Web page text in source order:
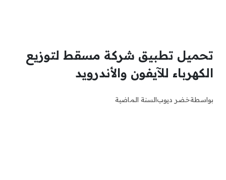
تحميل تطبيق شركة مسقط لتوزيع
الكهرباء للآيفون والأندرويد
بواسطةخضر ديوبالسنة الماضية